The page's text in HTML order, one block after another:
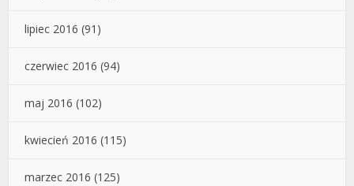
lipiec 2016 (91)
czerwiec 2016 (94)
maj 2016 (102)
kwiecień 2016 (115)
marzec 2016 (125)